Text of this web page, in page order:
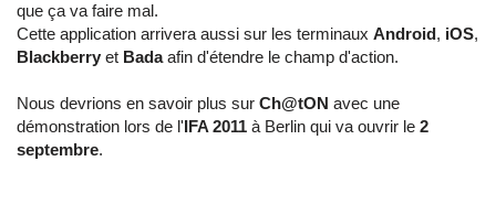
que ça va faire mal.
Cette application arrivera aussi sur les terminaux Android, iOS,
Blackberry et Badaafin d'étendre le champ d'action.
Nous devrions en savoir plus sur Ch@tON avec une
démonstration lors de l'IFA 2011 à Berlin qui va ouvrir le 2
septembre.